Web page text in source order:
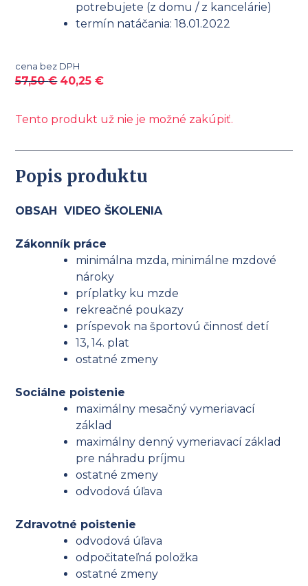
potrebujete (z domu / z kancelárie)
termín natáčania: 18.01.2022
cena bez DPH
57,50€ 40,25€
Tento produkt už nie je možné zakúpiť.
Popis produktu
OBSAH VIDEO ŠKOLENIA
Zákonník práce
minimálna mzda, minimálne mzdové
nároky
príplatky ku mzde
rekreačné poukazy
príspevok na športovú činnosť detí
13, 14. plat
ostatné zmeny
Sociálne poistenie
maximálny mesačný vymeriavací
základ
maximálny denný vymeriavací základ
pre náhradu príjmu
ostatné zmeny
odvodová úľava
Zdravotné poistenie
odvodová úľava
odpočitateľná položka
ostatné zmeny